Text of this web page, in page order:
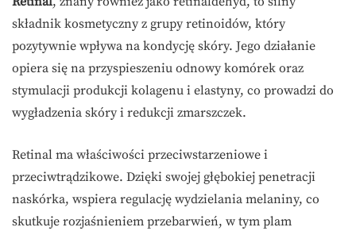
składnik kosmetyczny z grupy retinoidów, który
pozytywnie wpływa na kondycję skóry. Jego działanie
opiera się na przyspieszeniu odnowy komórek oraz
stymulacji produkcji kolagenu i elastyny, co prowadzi do
wygładzenia skóry i redukcji zmarszczek.
Retinal ma właściwości przeciwstarzeniowe i
przeciwtrądzikowe. Dzięki swojej głębokiej penetracji
naskórka, wspiera regulację wydzielania melaniny, co
skutkuje rozjaśnieniem przebarwień, w tym plam